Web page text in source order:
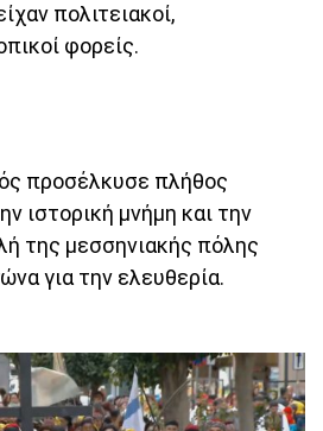
πολιτειακοί,
φορείς.
προσέλκυσε πλήθος
ιστορική μνήμη και την
της μεσσηνιακής πόλης
για την ελευθερία.